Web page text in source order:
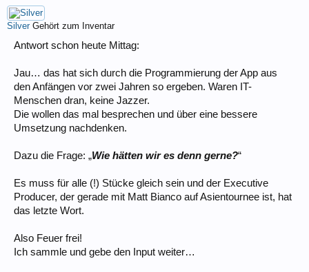
Silver Gehört zum Inventar
Antwort schon heute Mittag:
Jau… das hat sich durch die Programmierung der App aus
den Anfängen vor zwei Jahren so ergeben. Waren IT-
Menschen dran, keine Jazzer.
Die wollen das mal besprechen und über eine bessere
Umsetzung nachdenken.
Dazu die Frage: „Wie hätten wir es denn gerne?“
Es muss für alle (!) Stücke gleich sein und der Executive
Producer, der gerade mit Matt Bianco auf Asientournee ist, hat
das letzte Wort.
Also Feuer frei!
Ich sammle und gebe den Input weiter…